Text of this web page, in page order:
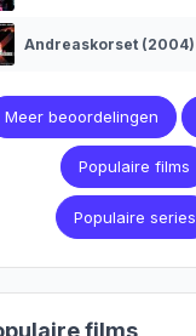
Andreaskorset (2004)
Meer beoordelingen
Populaire films
Populaire series
films